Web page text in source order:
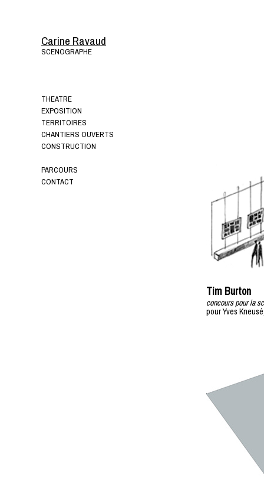
Carine Ravaud
THEATRE
EXPOSITION
TERRITOIRES
CHANTIERS OUVERTS
CONSTRUCTION
PARCOURS
CONTACT
SCENOGRAPHE
Tim Burton
concours pour la
pour Yves Kneusé